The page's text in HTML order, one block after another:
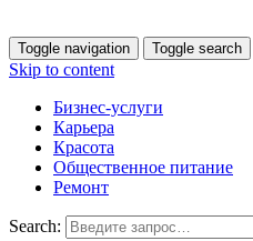
Toggle navigation Toggle search
Skip to content
Бизнес-услуги
Карьера
Красота
Общественное питание
Ремонт
Search: